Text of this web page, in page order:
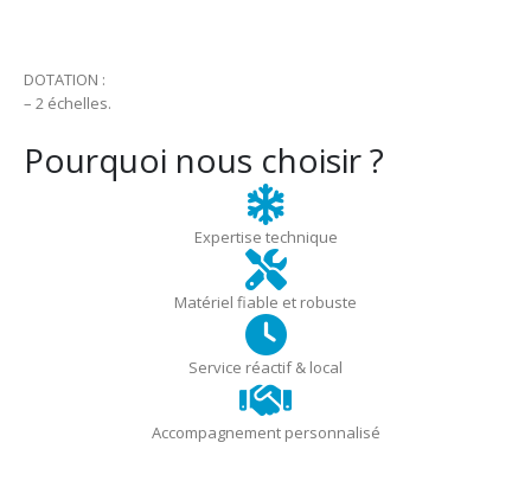
DOTATION :
– 2 échelles.
Pourquoi nous choisir ?
Expertise technique
Matériel fiable et robuste
Service réactif & local
Accompagnement personnalisé